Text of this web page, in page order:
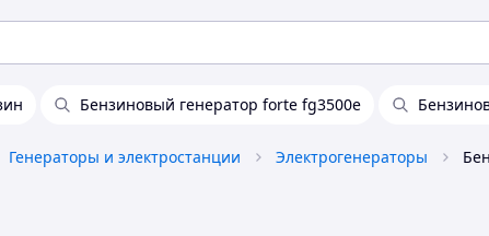
Бензиновый генератор forte fg3500e
Генераторы и электростанции Электрогенераторы